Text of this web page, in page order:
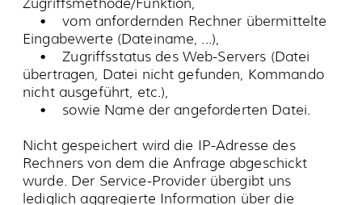
Diese Informationen werden in der Regel an
einen Server von Google in den USA übertragen
und dort gespeichert. Der Anbieter dieser Seite
hat keinen Einfluss auf diese Datenübertragung.
Die Nutzung von Google Maps erfolgt im
Interesse einer ansprechenden Darstellung
unserer Online-Angebote und an einer leichten
Auffindbarkeit der von uns auf der Website
angegebenen Orte. Dies stellt ein berechtigtes
Interesse im Sinne von Art. 6 Abs. 1 lit. f DSGVO
Mehr Informationen zum Umgang mit
Nutzerdaten finden Sie in der
Datenschutzerklärung von
Google:https://www.google.de/intl/de/policies/pri
vacy/ .